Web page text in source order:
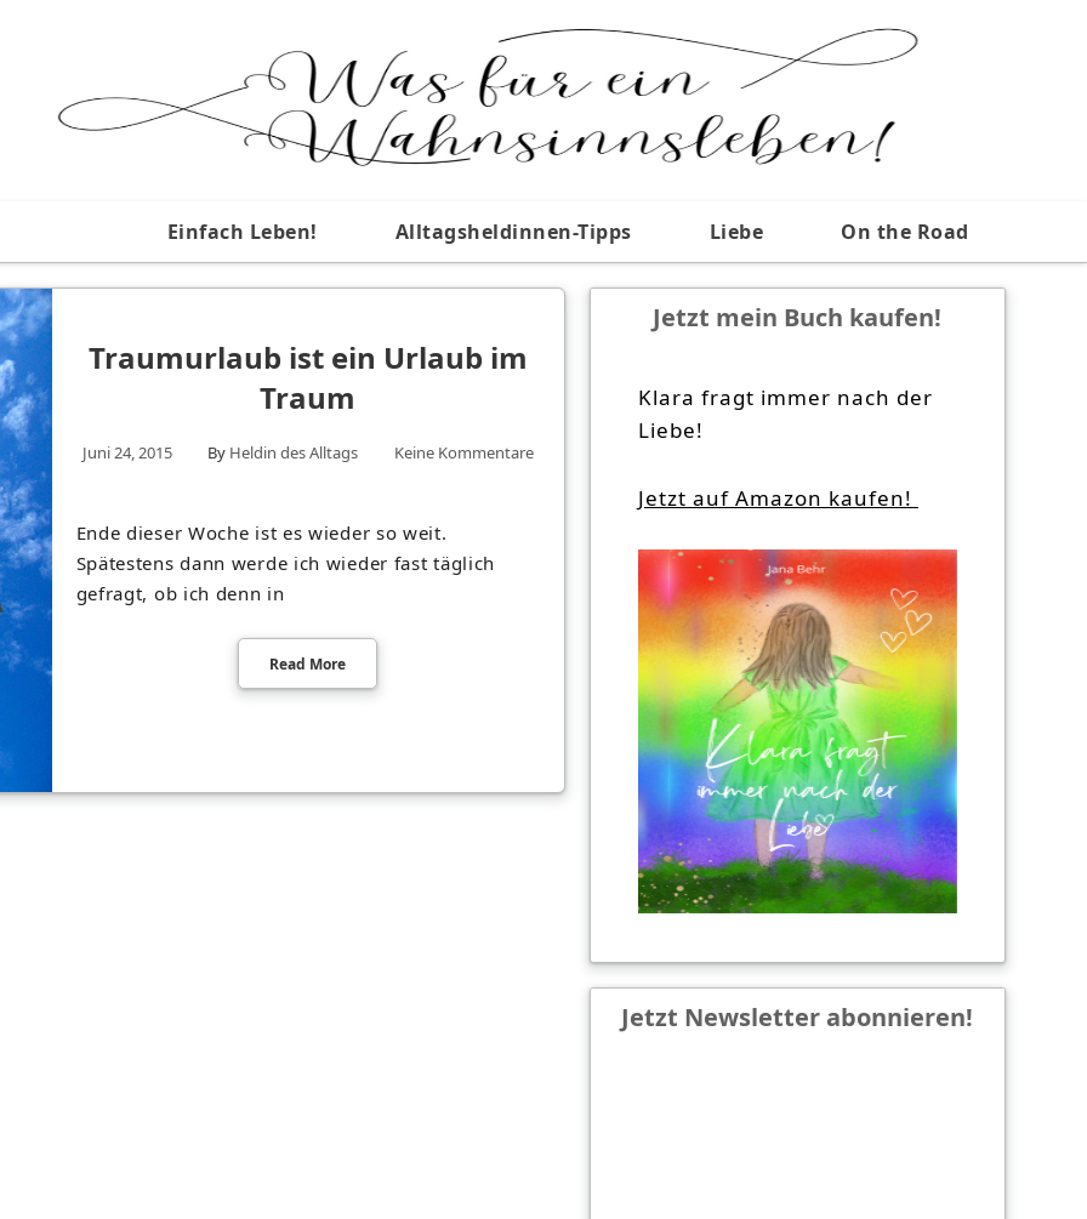
Einfach Leben! Alltagsheldinnen-Tipps Liebe On the Road
Traumurlaub ist ein Urlaub im
Traum
Juni 24, 2015 By Heldin des Alltags Keine Kommentare
Ende dieser Woche ist es wieder so weit.
Spätestens dann werde ich wieder fast täglich
gefragt, ob ich denn in
Read More
Jetzt mein Buch kaufen!
Klara fragt immer nach der
Liebe!
Jetzt auf Amazon kaufen!
Jetzt Newsletter abonnieren!